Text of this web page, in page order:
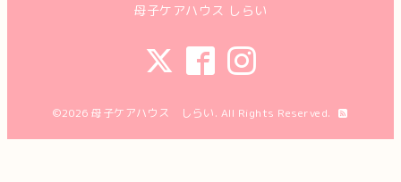
母子ケアハウス しらい
©2026母子ケアハウス しらい. All Rights Reserved.